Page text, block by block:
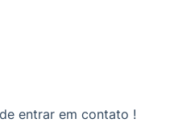
entrar em contato !